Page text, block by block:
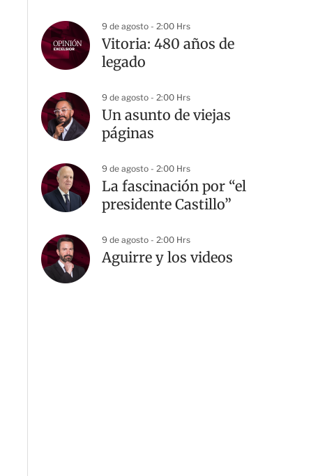
9 de agosto - 2:00 Hrs
Vitoria: 480 años de
legado
9 de agosto - 2:00 Hrs
Un asunto de viejas
páginas
9 de agosto - 2:00 Hrs
La fascinación por “el
presidente Castillo”
9 de agosto - 2:00 Hrs
Aguirre y los videos